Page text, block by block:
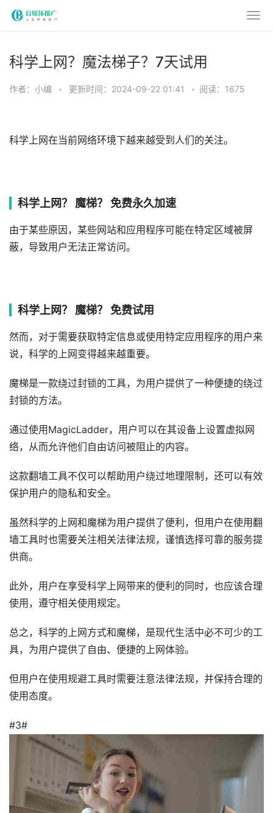
科学上网？魔法梯子？7天试用
作者：小编 • 更新时间：2024-09-22 01:41 • 阅读：1675
科学上网在当前网络环境下越来越受到人们的关注。
科学上网？ 魔梯？ 免费永久加速
由于某些原因，某些网站和应用程序可能在特定区域被屏
蔽，导致用户无法正常访问。
科学上网？ 魔梯？ 免费试用
然而，对于需要获取特定信息或使用特定应用程序的用户来
说，科学的上网变得越来越重要。
魔梯是一款绕过封锁的工具，为用户提供了一种便捷的绕过
封锁的方法。
通过使用MagicLadder，用户可以在其设备上设置虚拟网
络，从而允许他们自由访问被阻止的内容。
这款翻墙工具不仅可以帮助用户绕过地理限制，还可以有效
保护用户的隐私和安全。
虽然科学的上网和魔梯为用户提供了便利，但用户在使用翻
墙工具时也需要关注相关法律法规，谨慎选择可靠的服务提
供商。
此外，用户在享受科学上网带来的便利的同时，也应该合理
使用，遵守相关使用规定。
总之，科学的上网方式和魔梯，是现代生活中必不可少的工
具，为用户提供了自由、便捷的上网体验。
但用户在使用规避工具时需要注意法律法规，并保持合理的
使用态度。
#3#